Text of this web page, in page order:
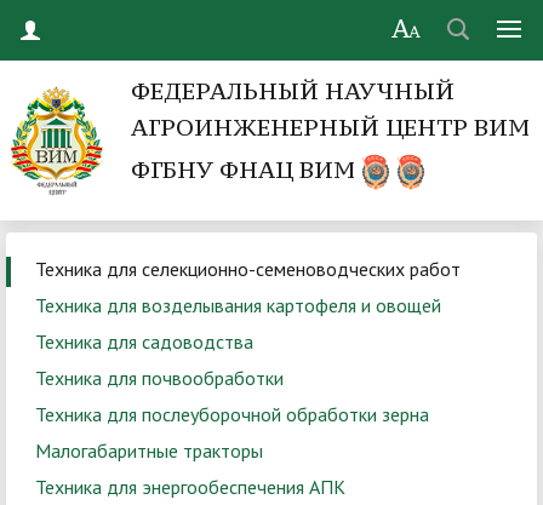
ФЕДЕРАЛЬНЫЙ НАУЧНЫЙ
АГРОИНЖЕНЕРНЫЙ ЦЕНТР ВИМ
ФГБНУ ФНАЦ ВИМ
Техника для селекционно-семеноводческих работ
Техника для возделывания картофеля и овощей
Техника для садоводства
Техника для почвообработки
Техника для послеуборочной обработки зерна
Малогабаритные тракторы
Техника для энергообеспечения АПК